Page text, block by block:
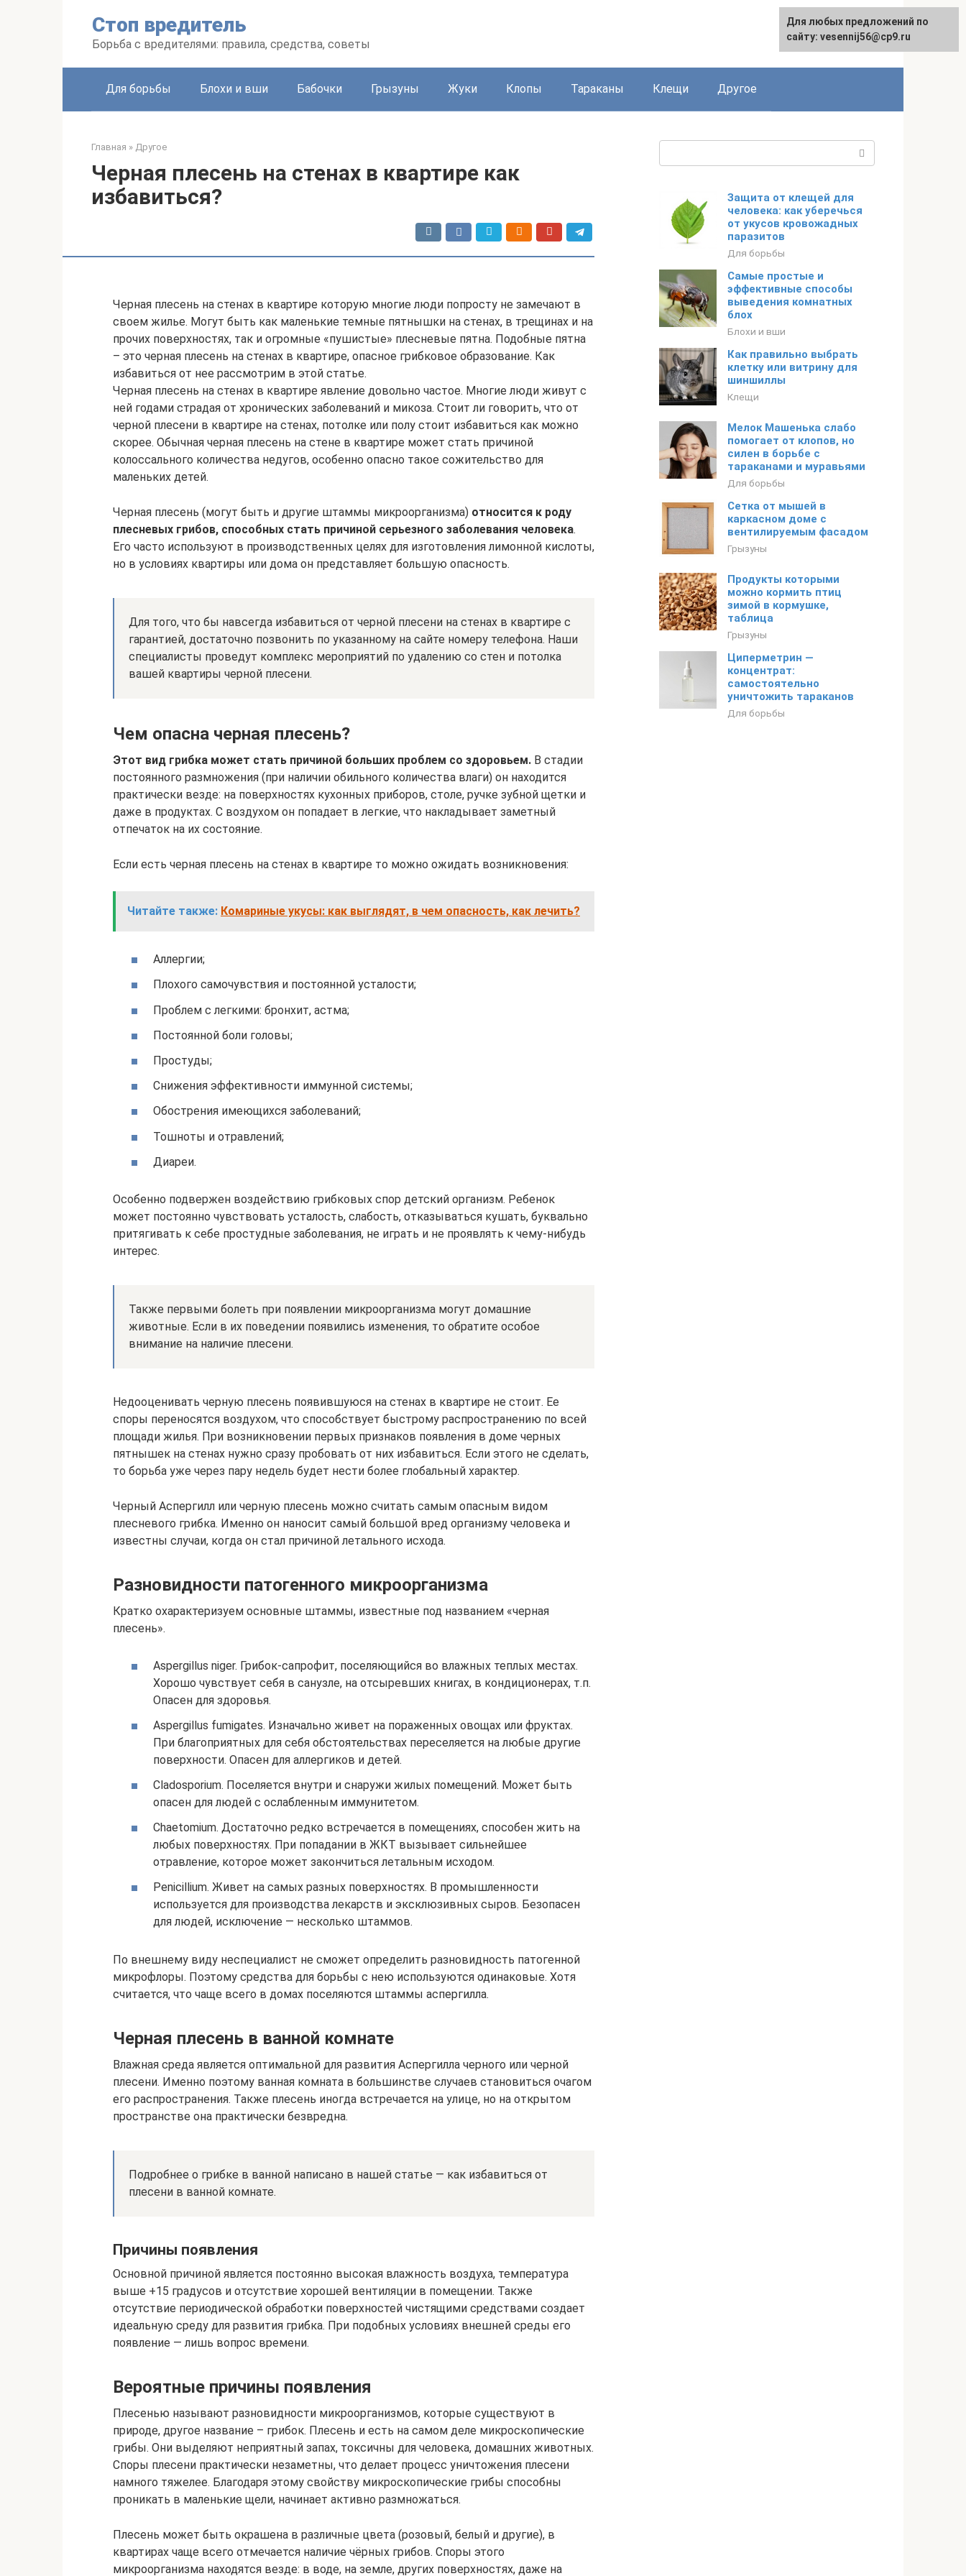
Стоп вредитель
Борьба с вредителями: правила, средства, советы
English
Для борьбы Блохи и вши Бабочки Грызуны Жуки Клопы Тараканы Клещи Другое
Главная » Другое
Черная плесень на стенах в квартире как
избавиться?
Черная плесень на стенах в квартире которую многие люди попросту не замечают в
своем жилье. Могут быть как маленькие темные пятнышки на стенах, в трещинах и на
прочих поверхностях, так и огромные «пушистые» плесневые пятна. Подобные пятна
– это черная плесень на стенах в квартире, опасное грибковое образование. Как
избавиться от нее рассмотрим в этой статье.
Черная плесень на стенах в квартире явление довольно частое. Многие люди живут с
ней годами страдая от хронических заболеваний и микоза. Стоит ли говорить, что от
черной плесени в квартире на стенах, потолке или полу стоит избавиться как можно
скорее. Обычная черная плесень на стене в квартире может стать причиной
колоссального количества недугов, особенно опасно такое сожительство для
маленьких детей.
Черная плесень (могут быть и другие штаммы микроорганизма) относится к роду
плесневых грибов, способных стать причиной серьезного заболевания человека.
Его часто используют в производственных целях для изготовления лимонной кислоты,
но в условиях квартиры или дома он представляет большую опасность.
Для того, что бы навсегда избавиться от черной плесени на стенах в квартире с
гарантией, достаточно позвонить по указанному на сайте номеру телефона. Наши
специалисты проведут комплекс мероприятий по удалению со стен и потолка
вашей квартиры черной плесени.
Чем опасна черная плесень?
Этот вид грибка может стать причиной больших проблем со здоровьем. В стадии
постоянного размножения (при наличии обильного количества влаги) он находится
практически везде: на поверхностях кухонных приборов, столе, ручке зубной щетки и
даже в продуктах. С воздухом он попадает в легкие, что накладывает заметный
отпечаток на их состояние.
Если есть черная плесень на стенах в квартире то можно ожидать возникновения:
Читайте также: Комариные укусы: как выглядят, в чем опасность, как лечить?
Аллергии;
Плохого самочувствия и постоянной усталости;
Проблем с легкими: бронхит, астма;
Постоянной боли головы;
Простуды;
Снижения эффективности иммунной системы;
Обострения имеющихся заболеваний;
Тошноты и отравлений;
Диареи.
Особенно подвержен воздействию грибковых спор детский организм. Ребенок
может постоянно чувствовать усталость, слабость, отказываться кушать, буквально
притягивать к себе простудные заболевания, не играть и не проявлять к чему-нибудь
интерес.
Также первыми болеть при появлении микроорганизма могут домашние
животные. Если в их поведении появились изменения, то обратите особое
внимание на наличие плесени.
Недооценивать черную плесень появившуюся на стенах в квартире не стоит. Ее
споры переносятся воздухом, что способствует быстрому распространению по всей
площади жилья. При возникновении первых признаков появления в доме черных
пятнышек на стенах нужно сразу пробовать от них избавиться. Если этого не сделать,
то борьба уже через пару недель будет нести более глобальный характер.
Черный Аспергилл или черную плесень можно считать самым опасным видом
плесневого грибка. Именно он наносит самый большой вред организму человека и
известны случаи, когда он стал причиной летального исхода.
Разновидности патогенного микроорганизма
Кратко охарактеризуем основные штаммы, известные под названием «черная
плесень».
Aspergillus niger. Грибок-сапрофит, поселяющийся во влажных теплых местах.
Хорошо чувствует себя в санузле, на отсыревших книгах, в кондиционерах, т.п.
Опасен для здоровья.
Aspergillus fumigates. Изначально живет на пораженных овощах или фруктах.
При благоприятных для себя обстоятельствах переселяется на любые другие
поверхности. Опасен для аллергиков и детей.
Cladosporium. Поселяется внутри и снаружи жилых помещений. Может быть
опасен для людей с ослабленным иммунитетом.
Chaetomium. Достаточно редко встречается в помещениях, способен жить на
любых поверхностях. При попадании в ЖКТ вызывает сильнейшее
отравление, которое может закончиться летальным исходом.
Penicillium. Живет на самых разных поверхностях. В промышленности
используется для производства лекарств и эксклюзивных сыров. Безопасен
для людей, исключение — несколько штаммов.
По внешнему виду неспециалист не сможет определить разновидность патогенной
микрофлоры. Поэтому средства для борьбы с нею используются одинаковые. Хотя
считается, что чаще всего в домах поселяются штаммы аспергилла.
Черная плесень в ванной комнате
Влажная среда является оптимальной для развития Аспергилла черного или черной
плесени. Именно поэтому ванная комната в большинстве случаев становиться очагом
его распространения. Также плесень иногда встречается на улице, но на открытом
пространстве она практически безвредна.
Подробнее о грибке в ванной написано в нашей статье — как избавиться от
плесени в ванной комнате.
Причины появления
Основной причиной является постоянно высокая влажность воздуха, температура
выше +15 градусов и отсутствие хорошей вентиляции в помещении. Также
отсутствие периодической обработки поверхностей чистящими средствами создает
идеальную среду для развития грибка. При подобных условиях внешней среды его
появление — лишь вопрос времени.
Вероятные причины появления
Плесенью называют разновидности микроорганизмов, которые существуют в
природе, другое название – грибок. Плесень и есть на самом деле микроскопические
грибы. Они выделяют неприятный запах, токсичны для человека, домашних животных.
Споры плесени практически незаметны, что делает процесс уничтожения плесени
намного тяжелее. Благодаря этому свойству микроскопические грибы способны
проникать в маленькие щели, начинает активно размножаться.
Плесень может быть окрашена в различные цвета (розовый, белый и другие), в
квартирах чаще всего отмечается наличие чёрных грибов. Споры этого
микроорганизма находятся везде: в воде, на земле, других поверхностях, даже на
Защита от клещей для
человека: как уберечься
от укусов кровожадных
паразитов
Для борьбы
Самые простые и
эффективные способы
выведения комнатных
блох
Блохи и вши
Как правильно выбрать
клетку или витрину для
шиншиллы
Клещи
Мелок Машенька слабо
помогает от клопов, но
силен в борьбе с
тараканами и муравьями
Для борьбы
Сетка от мышей в
каркасном доме с
вентилируемым фасадом
Грызуны
Продукты которыми
можно кормить птиц
зимой в кормушке,
таблица
Грызуны
Циперметрин —
концентрат:
самостоятельно
уничтожить тараканов
Для борьбы
Для любых предложений по
сайту: vesennij56@cp9.ru